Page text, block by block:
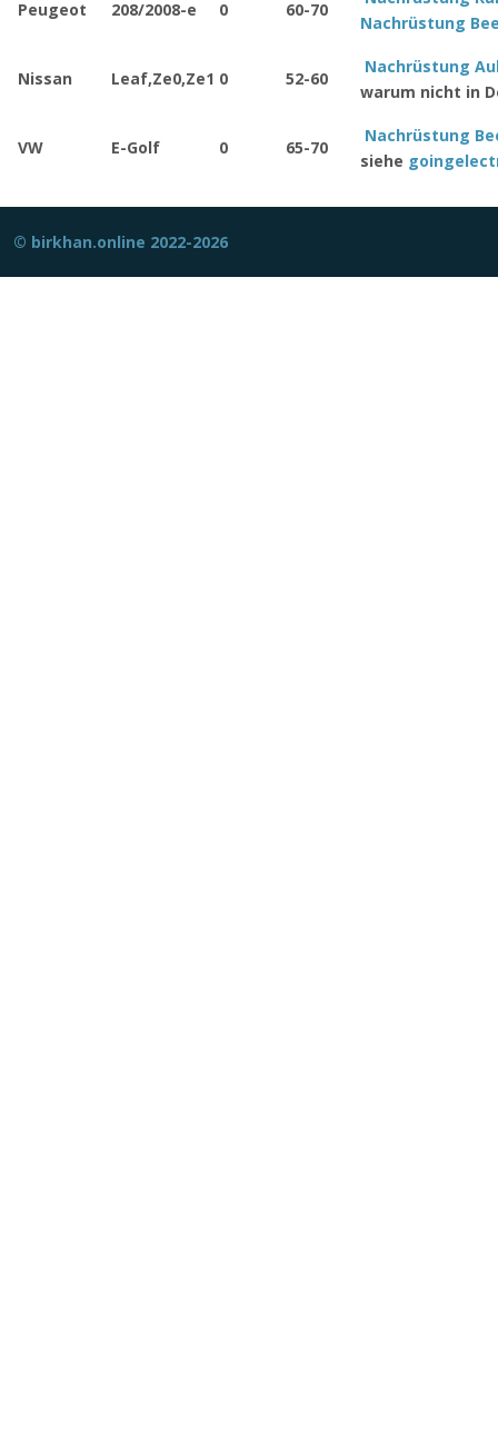
Peugeot 208/2008-e 0 60-70
Nachrüstung
Nissan Leaf,Ze0,Ze1 0 52-60
Nachrüstung
warum nicht in
VW E-Golf 0 65-70
Nachrüstung
siehe
© birkhan.online 2022-2026